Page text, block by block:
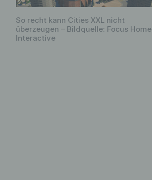
So recht kann Cities XXL nicht
überzeugen – Bildquelle: Focus Home
Interactive